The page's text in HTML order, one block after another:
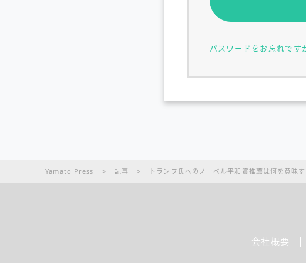
パスワードをお忘れです
Yamato Press > 記事 > トランプ氏へのノーベル平和賞推薦は何を意味
会社概要